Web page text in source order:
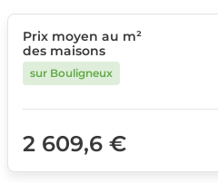
Prix moyen au m²
des maisons
sur Bouligneux
2 609,6 €